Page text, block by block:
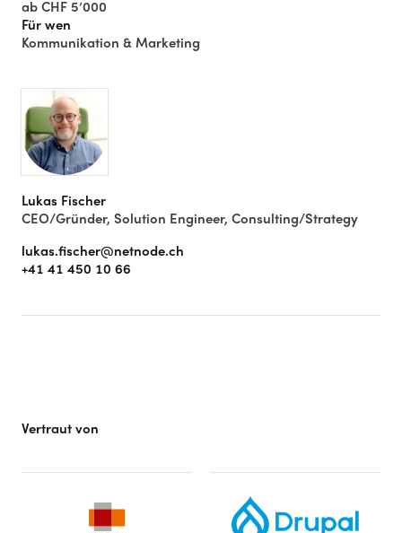
ab CHF 5’000
Für wen
Kommunikation & Marketing
Lukas Fischer
CEO/Gründer, Solution Engineer, Consulting/Strategy
lukas.fischer@netnode.ch
+41 41 450 10 66
Vertraut von